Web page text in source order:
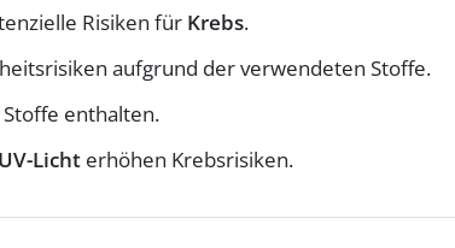
Risiken für Krebs.
aufgrund der verwendeten Stoffe.
enthalten.
UV-Licht erhöhen Krebsrisiken.